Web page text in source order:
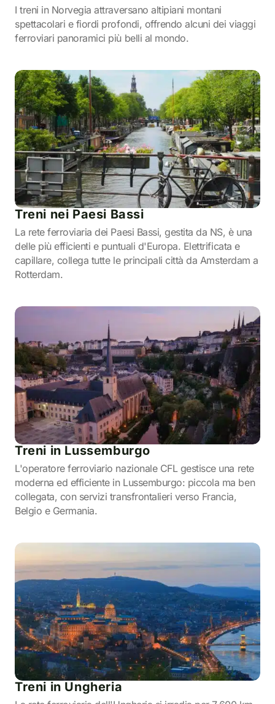
I treni in Norvegia attraversano altipiani montani
spettacolari e fiordi profondi, offrendo alcuni dei viaggi
ferroviari panoramici più belli al mondo.
Treni nei Paesi Bassi
La rete ferroviaria dei Paesi Bassi, gestita da NS, è una
delle più efficienti e puntuali d'Europa. Elettrificata e
capillare, collega tutte le principali città da Amsterdam a
Rotterdam.
Treni in Lussemburgo
L'operatore ferroviario nazionale CFL gestisce una rete
moderna ed efficiente in Lussemburgo: piccola ma ben
collegata, con servizi transfrontalieri verso Francia,
Belgio e Germania.
Treni in Ungheria